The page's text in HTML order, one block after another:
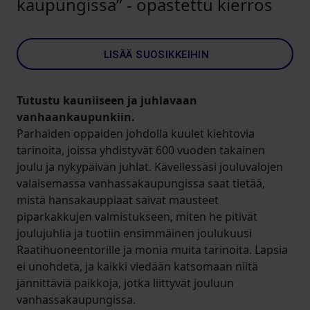
LISÄÄ SUOSIKKEIHIN
Tutustu kauniiseen ja juhlavaan
vanhaankaupunkiin.
Parhaiden oppaiden johdolla kuulet kiehtovia
tarinoita, joissa yhdistyvät 600 vuoden takainen
joulu ja nykypäivän juhlat. Kävellessäsi jouluvalojen
valaisemassa vanhassakaupungissa saat tietää,
mistä hansakauppiaat saivat mausteet
piparkakkujen valmistukseen, miten he pitivät
joulujuhlia ja tuotiin ensimmäinen joulukuusi
Raatihuoneentorille ja monia muita tarinoita. Lapsia
ei unohdeta, ja kaikki viedään katsomaan niitä
jännittäviä paikkoja, jotka liittyvät jouluun
vanhassakaupungissa.